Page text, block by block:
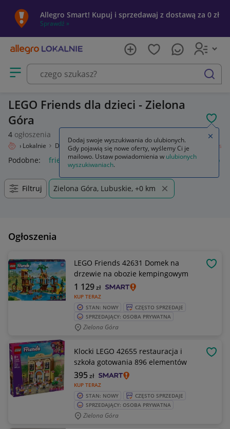
Allegro Smart! Kupuj i sprzedawaj z dostawą za 0 zł
Sprawdź »
Otwórz menu z kategoriami
szukaj
LEGO Friends dla dzieci - Zielona
Góra
4 ogłoszenia
Allegro Lokalnie Dziecko Zabawki Klocki LEGO Zestawy Friends
Podobne: friends lego friends lego friends domek lego
Filtruj Zielona Góra, Lubuskie, +0 km
Ogłoszenia
LEGO Friends 42631 Domek na
drzewie na obozie kempingowym
KUP TERAZ
1 129zł
STAN: NOWY
CZĘSTO SPRZEDAJE
SPRZEDAJĄCY: OSOBA PRYWATNA
Zielona Góra
Klocki LEGO 42655 restauracja i
szkoła gotowania 896 elementów
KUP TERAZ
395zł
STAN: NOWY
CZĘSTO SPRZEDAJE
SPRZEDAJĄCY: OSOBA PRYWATNA
Zielona Góra
Dodaj swoje wyszukiwania do ulubionych.
Gdy pojawią się nowe oferty, wyślemy Ci je
mailowo. Ustaw powiadomienia w ulubionych
wyszukiwaniach.